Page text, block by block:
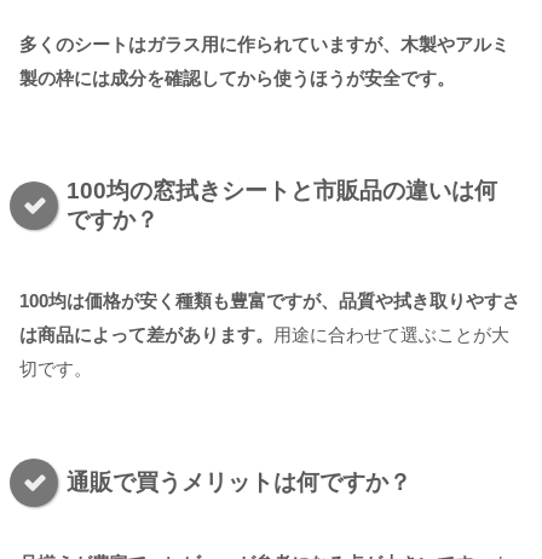
多くのシートはガラス用に作られていますが、木製やアルミ
製の枠には成分を確認してから使うほうが安全です。
100均の窓拭きシートと市販品の違いは何
ですか？
100均は価格が安く種類も豊富ですが、品質や拭き取りやすさ
は商品によって差があります。
用途に合わせて選ぶことが大
切です。
通販で買うメリットは何ですか？